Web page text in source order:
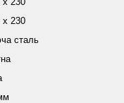
х 230
сталь